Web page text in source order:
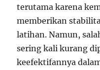
terutama karena
memberikan
latihan. Namun,
sering kali kurang
keefektifannya